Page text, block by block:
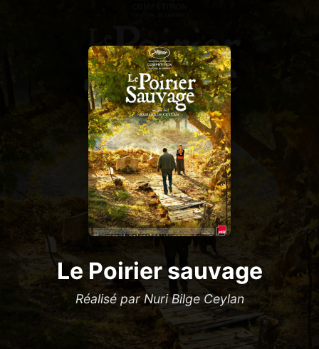
Le Poirier sauvage
Réalisé par Nuri Bilge Ceylan